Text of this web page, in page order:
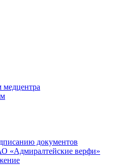
документов
«Адмиралтейские верфи»